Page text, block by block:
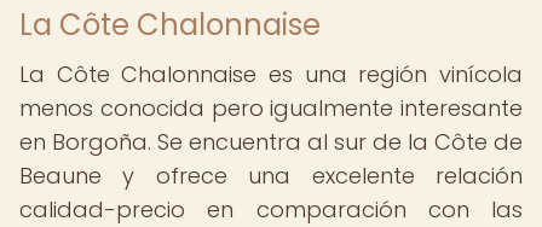
La Côte Chalonnaise
La Côte Chalonnaise es una región vinícola
menos conocida pero igualmente interesante
en Borgoña. Se encuentra al sur de la Côte de
Beaune y ofrece una excelente relación
calidad-precio en comparación con las